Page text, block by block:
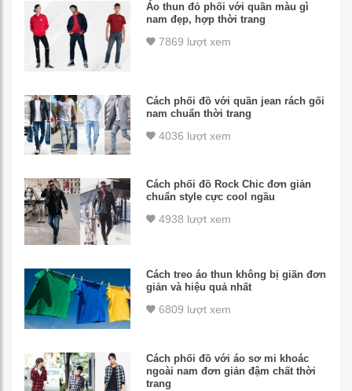
Áo thun đỏ phối với quần màu gì
nam đẹp, hợp thời trang
7869 lượt xem
Cách phối đồ với quần jean rách gối
nam chuẩn thời trang
4036 lượt xem
Cách phối đồ Rock Chic đơn giản
chuẩn style cực cool ngầu
4938 lượt xem
Cách treo áo thun không bị giãn đơn
giản và hiệu quả nhất
6809 lượt xem
Cách phối đồ với áo sơ mi khoác
ngoài nam đơn giản đậm chất thời
trang